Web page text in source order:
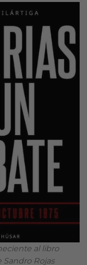
al libro
Sandro Rojas